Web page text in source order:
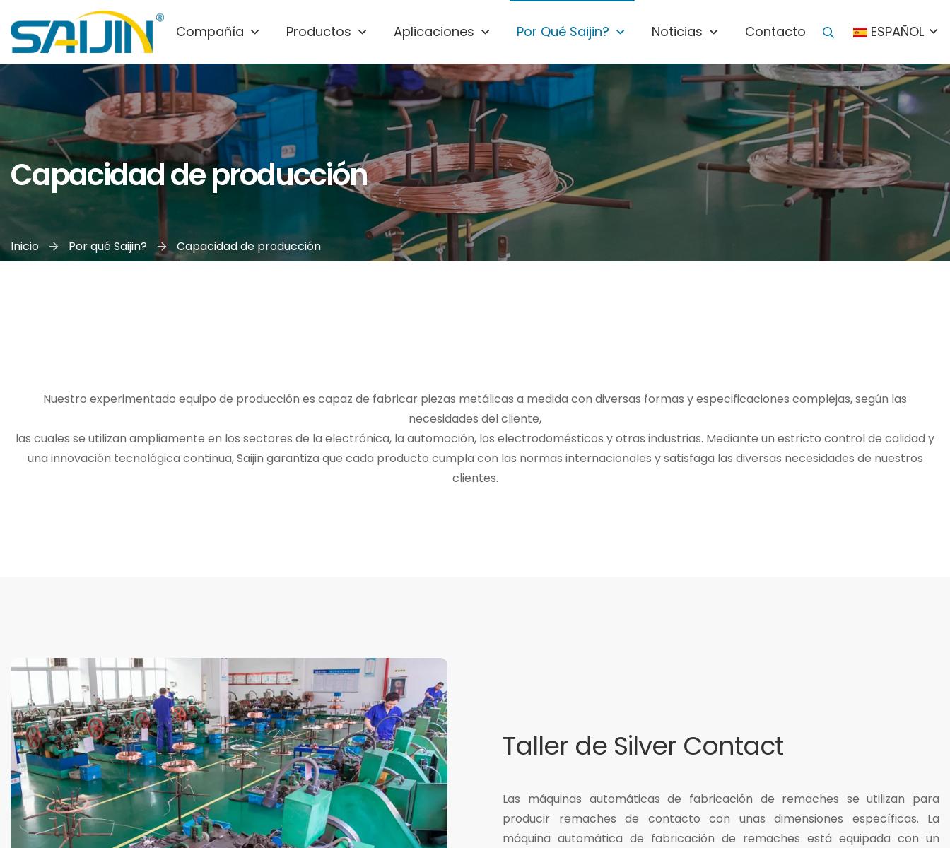
Compañía Productos Aplicaciones Por Qué Saijin? Noticias Contacto ESPAÑOL
Capacidad de producción
Inicio Por qué Saijin? Capacidad de producción
Nuestro experimentado equipo de producción es capaz de fabricar piezas metálicas a medida con diversas formas y especificaciones complejas, según las
necesidades del cliente,
las cuales se utilizan ampliamente en los sectores de la electrónica, la automoción, los electrodomésticos y otras industrias. Mediante un estricto control de calidad y
una innovación tecnológica continua, Saijin garantiza que cada producto cumpla con las normas internacionales y satisfaga las diversas necesidades de nuestros
clientes.
Taller de Silver Contact
Las máquinas automáticas de fabricación de remaches se utilizan para
producir remaches de contacto con unas dimensiones específicas. La
máquina automática de fabricación de remaches está equipada con un